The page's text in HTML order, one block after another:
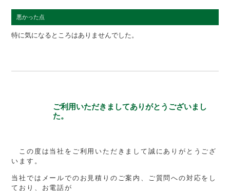
悪かった点
特に気になるところはありませんでした。
ご利用いただきましてありがとうございまし
た。
この度は当社をご利用いただきまして誠にありがとうござ
います。
当社ではメールでのお見積りのご案内、ご質問への対応をし
ており、お電話が